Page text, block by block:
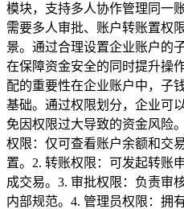
模块，支持多人协作管理同一
需要多人审批、账户转账置权
景。通过合理设置企业账户的
在保障资金安全的同时提升操
配的重要性在企业账户中，子
基础。通过权限划分，企业可
免因权限过大导致的资金风险
权限：仅可查看账户余额和交
置。2. 转账权限：可发起转账
成交易。3. 审批权限：负责审
内部规范。4. 管理员权限：拥